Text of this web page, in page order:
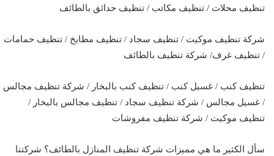
تنظيف محلات / تنظيف مكاتب / تنظيف حدائق بالطائف
شركة تنظيف موكيت / تنظيف سجاد / تنظيف مطابخ / تنظيف حمامات
/ تنظيف غرف/ شركة تنظيف بالطائف
تنظيف كنب / غسيل كنب / تنظيف كنب بالبخار / شركة تنظيف مجالس
/ غسيل مجالس / شركة تنظيف سجاد / تنظيف مجالس بالبخار /
تنظيف موكيت / شركة تنظيف مفروشات
سأل الكثير ما هي مميزات شركة تنظيف المنازل بالطائف؟ شركتنا